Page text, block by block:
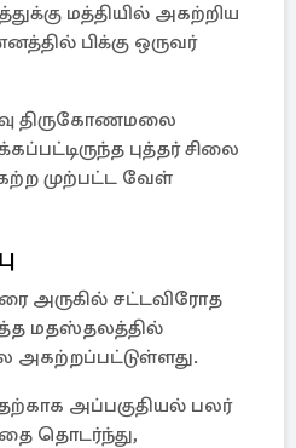
மத்தியில் அகற்றிய
பிக்கு ஒருவர்
திருகோணமலை
புத்தர் சிலை
முற்பட்ட வேள்
அருகில் சட்டவிரோத
மதஸ்தலத்தில்
அகற்றப்பட்டுள்ளது.
அப்பகுதியல் பலர்
தொடர்ந்து,